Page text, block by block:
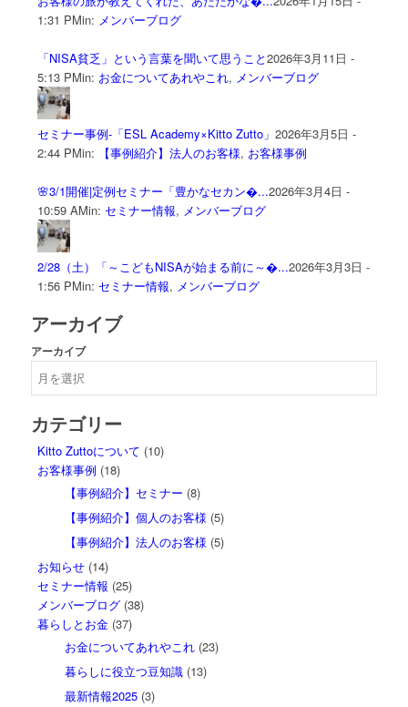
1:31 PMin: メンバーブログ
「NISA貧乏」という言葉を聞いて思うこと2026年3月11日 -
5:13 PMin: お金についてあれやこれ, メンバーブログ
セミナー事例-「ESL Academy×Kitto Zutto」 2026年3月5日 -
2:44 PMin: 【事例紹介】法人のお客様, お客様事例
🌸3/1開催|定例セミナー「豊かなセカン�...2026年3月4日 -
10:59 AMin: セミナー情報, メンバーブログ
2/28（土）「～こどもNISAが始まる前に～�...2026年3月3日 -
1:56 PMin: セミナー情報, メンバーブログ
アーカイブ
アーカイブ
カテゴリー
Kitto Zuttoについて (10)
お客様事例 (18)
【事例紹介】セミナー (8)
【事例紹介】個人のお客様 (5)
【事例紹介】法人のお客様 (5)
お知らせ(14)
セミナー情報 (25)
メンバーブログ(38)
暮らしとお金(37)
お金についてあれやこれ(23)
暮らしに役立つ豆知識(13)
最新情報2025(3)